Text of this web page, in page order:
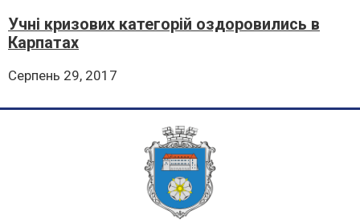
Учні кризових категорій оздоровились в
Карпатах
Серпень 29, 2017